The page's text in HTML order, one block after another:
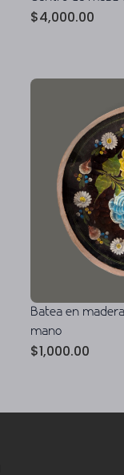
$4,000.00
Batea en
mano
$1,000.00